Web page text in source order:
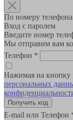
По номеру телефона
Вход с паролем
Введите номер
Мы отправим вам
Телефон *
Нажимая на кнопку
персональных
E-mail или Телефон